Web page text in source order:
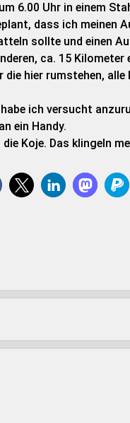
6.00 Uhr in einem
dass ich meinen
sollte und einen
ca. 15
die hier rumstehen,
ich versucht
ein Handy.
Koje. Das klingeln